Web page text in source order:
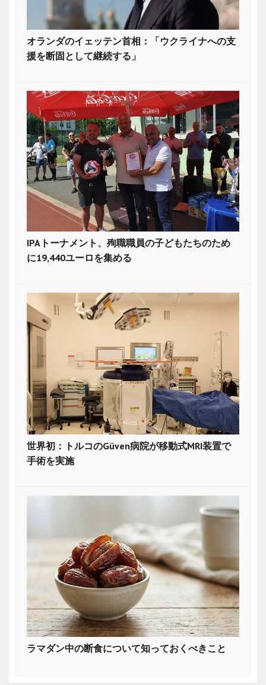
オランダのイェッテン首相：「ウクライナへの支
援を断固として継続する」
IPAトーナメント、殉職職員の子どもたちのため
に19,440ユーロを集める
世界初：トルコのGüven病院が移動式MRI装置で
手術を実施
ラマダン中の断食について知っておくべきこと